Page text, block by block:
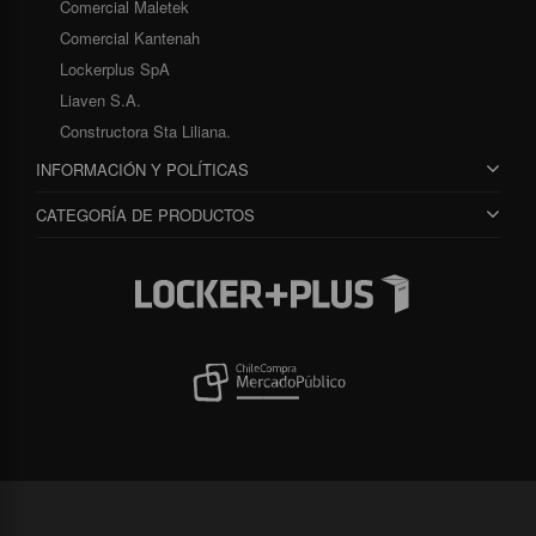
Comercial Maletek
Comercial Kantenah
Lockerplus SpA
Liaven S.A.
Constructora Sta Liliana.
INFORMACIÓN Y POLÍTICAS
CATEGORÍA DE PRODUCTOS